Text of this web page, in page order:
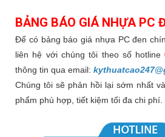
BẢNG BÁO GIÁ NHỰA PC
Để có bảng báo giá nhựa PC đen
liên hệ với chúng tôi theo số hotline
thông tin qua email:
Chúng tôi sẽ phản hồi lại sớm nhất
phẩm phù hợp, tiết kiệm tối đa chi phí.